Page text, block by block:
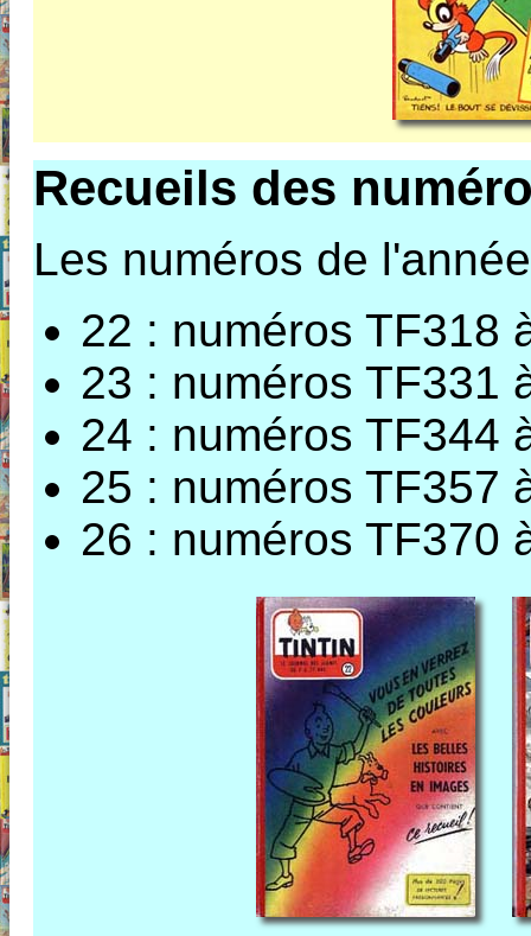
Recueils des
Les numéros de
22 : numéros TF318
23 : numéros TF331
24 : numéros TF344
25 : numéros TF357
26 : numéros TF370